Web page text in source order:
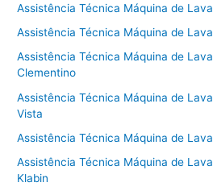
Assistência Técnica Máquina de
Assistência Técnica Máquina de
Assistência Técnica Máquina de
Clementino
Assistência Técnica Máquina de
Vista
Assistência Técnica Máquina de
Assistência Técnica Máquina de
Klabin